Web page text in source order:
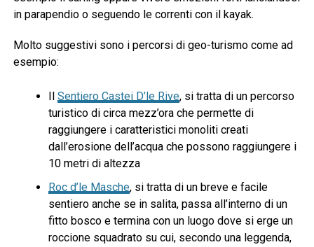
in parapendio o seguendo le correnti con il kayak.
Molto suggestivi sono i percorsi di geo-turismo come ad
esempio:
Il Sentiero Castei D’le Rive, si tratta di un percorso
turistico di circa mezz’ora che permette di
raggiungere i caratteristici monoliti creati
dall’erosione dell’acqua che possono raggiungere i
10 metri di altezza
Roc d’le Masche, si tratta di un breve e facile
sentiero anche se in salita, passa all’interno di un
fitto bosco e termina con un luogo dove si erge un
roccione squadrato su cui, secondo una leggenda,